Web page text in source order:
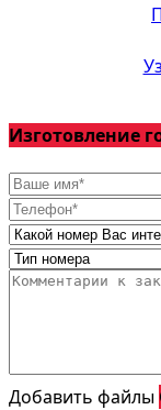
Изготовление
Добавить файлы